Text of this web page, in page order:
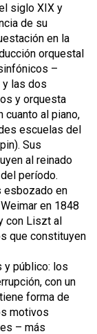
siglo XIX y
de su
en la
orquestal
–
las dos
y orquesta
cuanto al piano,
escuelas del
Sus
al reinado
período.
esbozado en
en 1848
con Liszt al
que constituyen
y público: los
con un
forma de
motivos
– más